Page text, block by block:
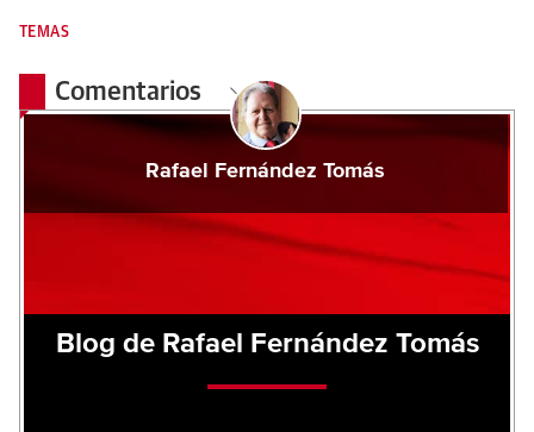
TEMAS
Comentarios
Rafael Fernández Tomás
Blog de Rafael Fernández Tomás